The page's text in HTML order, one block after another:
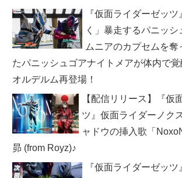
『仮面ライダーゼッ
く」暴走するパニッシ
ムニアのカプセムを奪
たパニッシュゴアナイトメアが体内で覚
オルデルム再登場！
【配信リリース】『仮
ツ』仮面ライダーノク
ャドウの挿入歌「
昴 (from Royz)♪
『仮面ライダーゼッ